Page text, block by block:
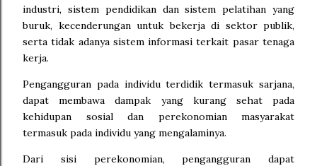
industri, sistem pendidikan dan sistem pelatihan yang
buruk, kecenderungan untuk bekerja di sektor publik,
serta tidak adanya sistem informasi terkait pasar tenaga
kerja.
Pengangguran pada individu terdidik termasuk sarjana,
dapat membawa dampak yang kurang sehat pada
kehidupan sosial dan perekonomian masyarakat
termasuk pada individu yang mengalaminya.
Dari sisi perekonomian, pengangguran dapat